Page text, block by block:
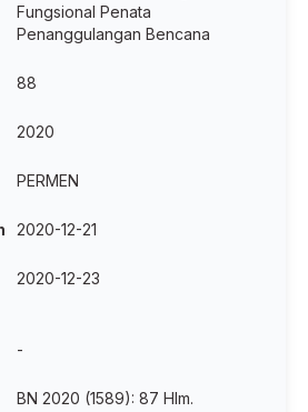
Fungsional Penata
Penanggulangan Bencana
88
2020
PERMEN
2020-12-21
2020-12-23
-
BN 2020 (1589): 87 Hlm.